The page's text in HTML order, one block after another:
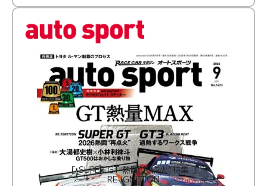
［ SUPER GT 熱闘“再点火”特集 ］
RE:IGNITION